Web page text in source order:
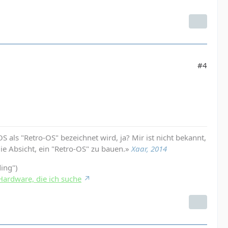
#4
als "Retro-OS" bezeichnet wird, ja? Mir ist nicht bekannt,
Absicht, ein "Retro-OS" zu bauen.»Xaar, 2014
die ich suche